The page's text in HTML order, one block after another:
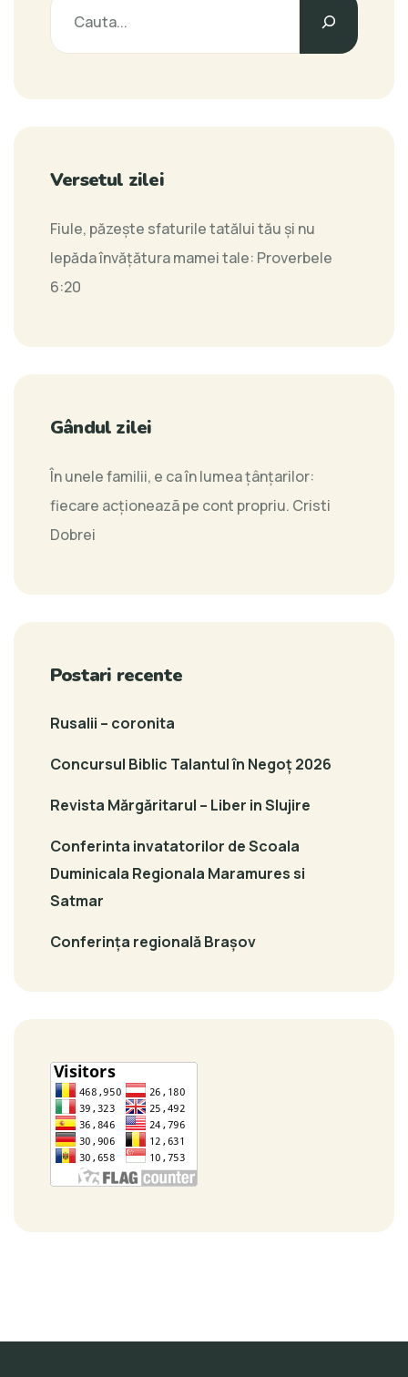
Versetul zilei
Fiule, păzeşte sfaturile tatălui tău şi nu
lepăda învăţătura mamei tale: Proverbele
6:20
Gândul zilei
În unele familii, e ca în lumea ţânţarilor:
fiecare acţioneazã pe cont propriu. Cristi
Dobrei
Postari recente
Rusalii – coronita
Concursul Biblic Talantul în Negoț 2026
Revista Mărgăritarul – Liber in Slujire
Conferinta invatatorilor de Scoala
Duminicala Regionala Maramures si
Satmar
Conferința regională Brașov